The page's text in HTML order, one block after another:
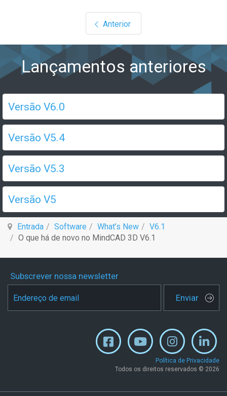
Artigo anterior: O que há de novo no
Anterior
Lançamentos anteriores
Versão V6.0
Versão V5.4
Versão V5.3
Versão V5
Entrada Software What’s New
V6.1
O que há de novo no MindCAD 3D V6.1
Subscrever nossa newsletter
Enviar
Política de Privacidade
Todos os direitos reservados © 2026